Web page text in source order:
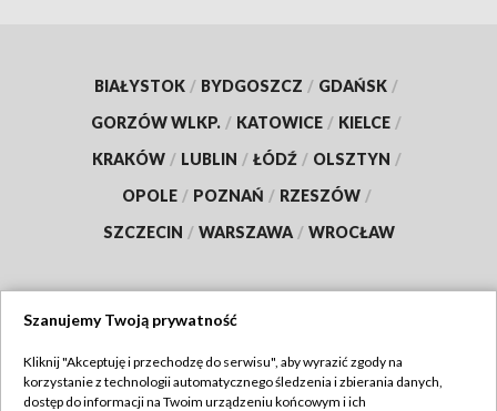
BIAŁYSTOK / BYDGOSZCZ / GDAŃSK /
GORZÓW WLKP. / KATOWICE / KIELCE /
KRAKÓW / LUBLIN / ŁÓDŹ / OLSZTYN /
OPOLE / POZNAŃ / RZESZÓW /
SZCZECIN / WARSZAWA / WROCŁAW
TVP
Szanujemy Twoją prywatność
Kliknij "Akceptuję i przechodzę do serwisu", aby wyrazić zgody na
korzystanie z technologii automatycznego śledzenia i zbierania danych,
dostęp do informacji na Twoim urządzeniu końcowym i ich